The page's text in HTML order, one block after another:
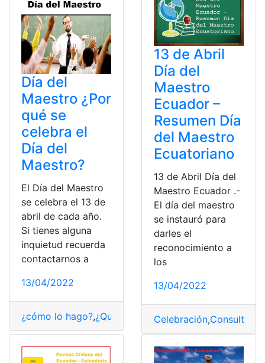
Día del
Maestro ¿Por
qué se
celebra el
Día del
Maestro?
El Día del Maestro
se celebra el 13 de
abril de cada año.
Si tienes alguna
inquietud recuerda
contactarnos a
13/04/2022
¿cómo lo hago?,¿Qué es? Celebración,Día del
13 de Abril
Día del
Maestro
Ecuador –
Resumen Día
del Maestro
Ecuatoriano
13 de Abril Día del
Maestro Ecuador .-
El día del maestro
se instauró para
darles el
reconocimiento a
los
13/04/2022
Celebración,Consultas